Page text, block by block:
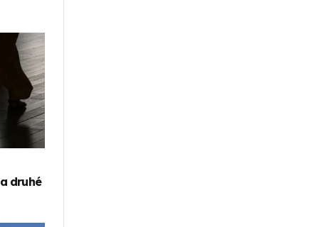
druhé